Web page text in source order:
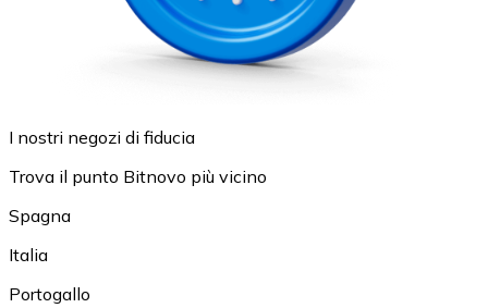
I nostri negozi di fiducia
Trova il punto Bitnovo più vicino
Spagna
Italia
Portogallo